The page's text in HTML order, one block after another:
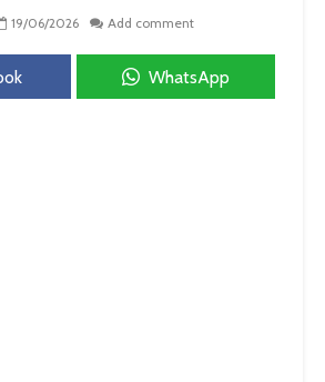
19/06/2026 Add comment
WhatsApp